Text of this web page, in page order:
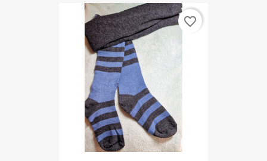
favorite_border